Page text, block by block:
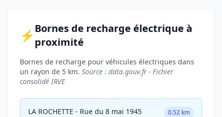
⚡ Bornes de recharge électrique à
proximité
Bornes de recharge pour véhicules électriques dans
un rayon de 5 km. Source : data.gouv.fr - Fichier
consolidé IRVE
LA ROCHETTE - Rue du 8 mai 1945
0.52 km